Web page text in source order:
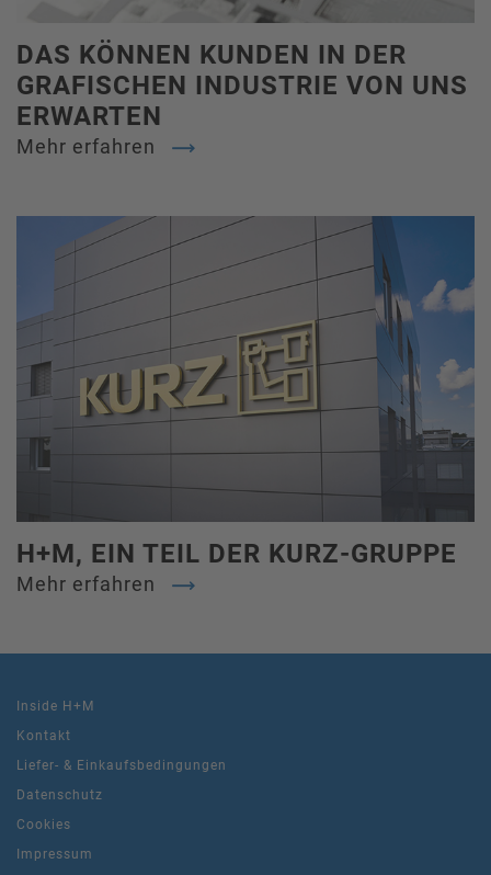
DAS KÖNNEN KUNDEN IN DER
GRAFISCHEN INDUSTRIE VON UNS
ERWARTEN
Mehr erfahren
H+M, EIN TEIL DER KURZ-GRUPPE
Mehr erfahren
Inside H+M
Kontakt
Liefer- & Einkaufsbedingungen
Datenschutz
Cookies
Impressum